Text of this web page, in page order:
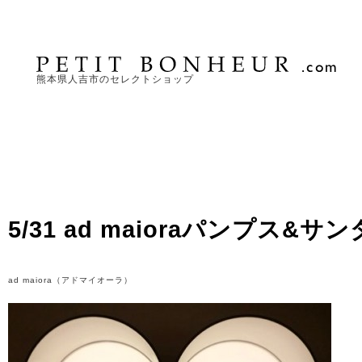
熊本県人吉市のセレクトショップ
5/31 ad maioraパンプス&サン
ad maiora（アドマイオーラ）